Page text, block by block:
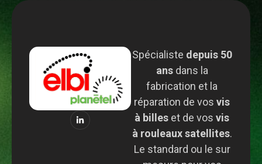
Spécialiste depuis 50
ansdans la
fabrication et la
réparation de vos vis
à billes et de vos vis
à rouleaux satellites.
Le standard ou le sur